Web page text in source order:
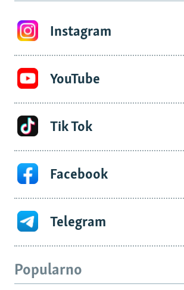
Instagram
YouTube
Tik Tok
Facebook
Telegram
Popularno